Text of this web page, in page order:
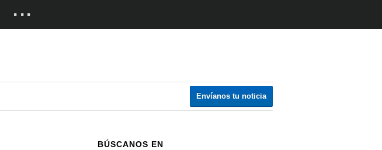
···
English
Envíanos tu noticia
BÚSCANOS EN